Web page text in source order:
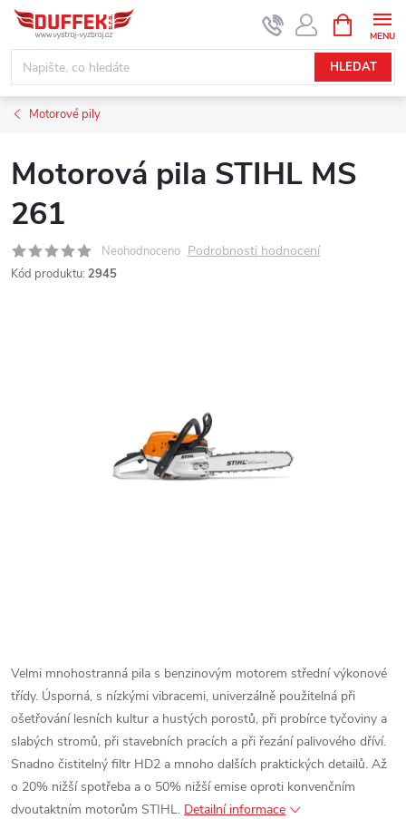
Přejít
obsah
HLEDAT
NÁKUPNÍ
KOŠÍK
Motorové pily
Motorová pila STIHL MS
261
Neohodnoceno Podrobnosti hodnocení
Kód produktu: 2945
Velmi mnohostranná pila s benzinovým motorem střední výkonové
třídy. Úsporná, s nízkými vibracemi, univerzálně použitelná při
ošetřování lesních kultur a hustých porostů, při probírce tyčoviny a
slabých stromů, při stavebních pracích a při řezání palivového dříví.
Snadno čistitelný filtr HD2 a mnoho dalších praktických detailů. Až
o 20% nižší spotřeba a o 50% nižší emise oproti konvenčním
dvoutaktním motorům STIHL. Detailní informace